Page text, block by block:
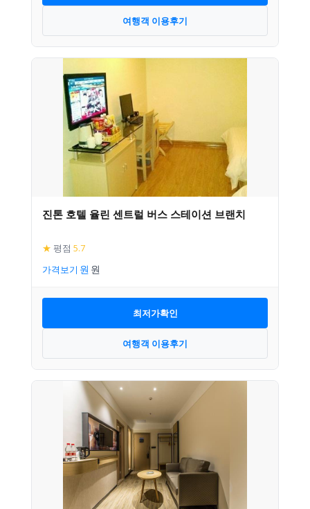
여행객 이용후기
진톤 호텔 율린 센트럴 버스 스테이션 브랜치
★ 평점 5.7
가격보기
최저가확인
여행객 이용후기